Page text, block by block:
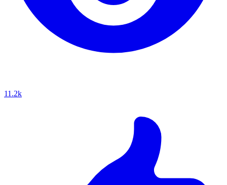
11.2k